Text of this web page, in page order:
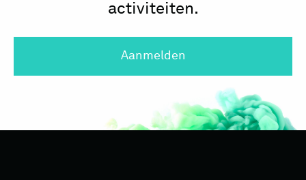
activiteiten.
Aanmelden